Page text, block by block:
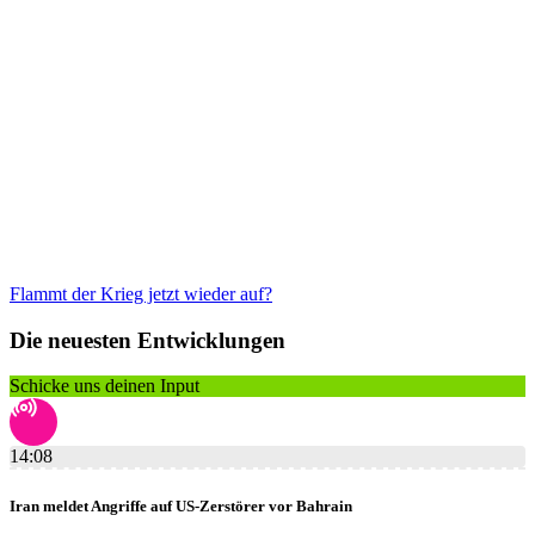
Flammt der Krieg jetzt wieder auf?
Die neuesten Entwicklungen
Schicke uns deinen Input
14:08
Iran meldet Angriffe auf US-Zerstörer vor Bahrain